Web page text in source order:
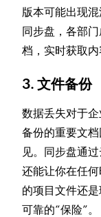
版本可能出现
同步盘，各部
档，实时获取内
3. 文件备份
数据丢失对于
备份的重要文
见。同步盘通
还能让你在任
的项目文件还
可靠的“保险”。